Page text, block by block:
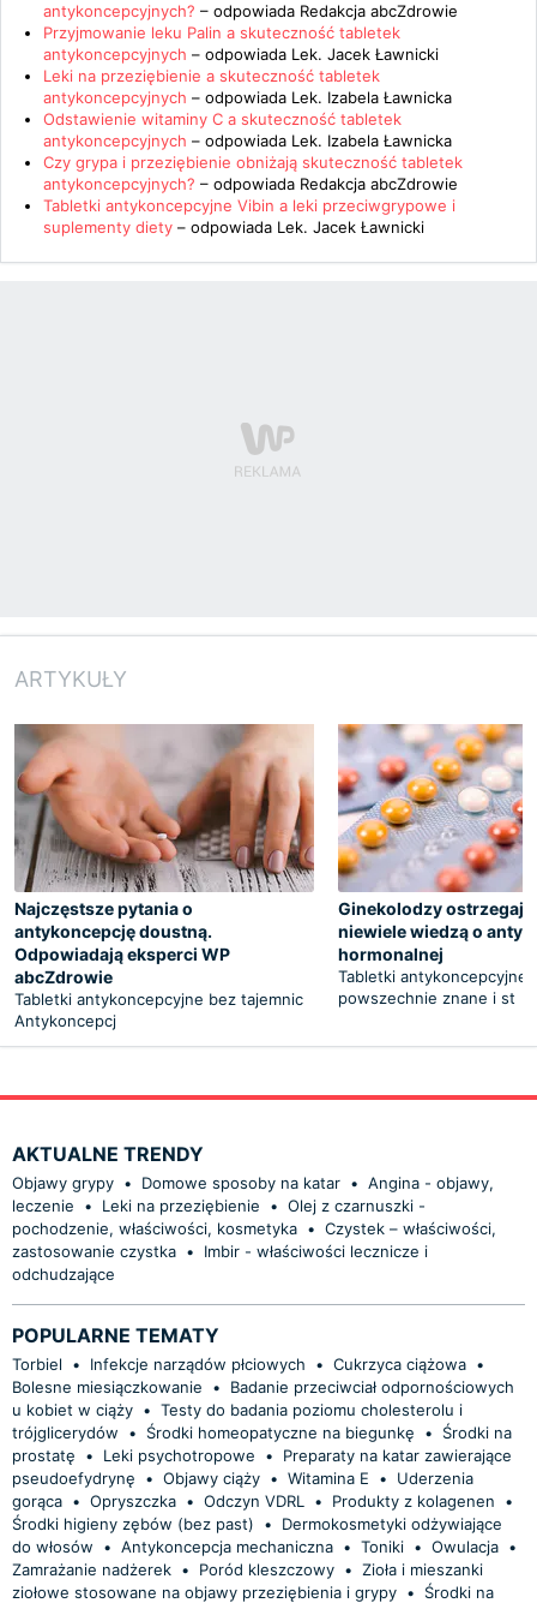
antykoncepcyjnych? – odpowiada Redakcja abcZdrowie
Przyjmowanie leku Palin a skuteczność tabletek
antykoncepcyjnych – odpowiada Lek. Jacek Ławnicki
Leki na przeziębienie a skuteczność tabletek
antykoncepcyjnych – odpowiada Lek. Izabela Ławnicka
Odstawienie witaminy C a skuteczność tabletek
antykoncepcyjnych – odpowiada Lek. Izabela Ławnicka
Czy grypa i przeziębienie obniżają skuteczność tabletek
antykoncepcyjnych? – odpowiada Redakcja abcZdrowie
Tabletki antykoncepcyjne Vibin a leki przeciwgrypowe i
suplementy diety – odpowiada Lek. Jacek Ławnicki
ARTYKUŁY
Najczęstsze pytania o
antykoncepcję doustną.
Odpowiadają eksperci WP
abcZdrowie
Tabletki antykoncepcyjne bez tajemnic
Antykoncepcj
Ginekolodzy
niewiele wiedzą o
hormonalnej
Tabletki antykoncepcyjne
powszechnie znane i st
AKTUALNE TRENDY
Objawy grypy • Domowe sposoby na katar • Angina - objawy,
leczenie
• Leki na przeziębienie • Olej z czarnuszki -
pochodzenie, właściwości, kosmetyka • Czystek – właściwości,
zastosowanie czystka •
Imbir - właściwości lecznicze i
odchudzające
POPULARNE TEMATY
Torbiel • Infekcje narządów płciowych • Cukrzyca ciążowa •
Bolesne miesiączkowanie
•
Badanie przeciwciał odpornościowych
u kobiet w ciąży • Testy do badania poziomu cholesterolu i
trójglicerydów
• Środki homeopatyczne na biegunkę •
Środki na
prostatę
• Leki psychotropowe •
Preparaty na katar zawierające
pseudoefydrynę
• Objawy ciąży • Witamina E •
Uderzenia
gorąca • Opryszczka • Odczyn VDRL • Produkty z kolagenen
•
Środki higieny zębów (bez past)
•
Dermokosmetyki odżywiające
do włosów
• Antykoncepcja mechaniczna • Toniki • Owulacja •
Zamrażanie nadżerek • Poród kleszczowy • Zioła i mieszanki
ziołowe stosowane na objawy przeziębienia i grypy •
Środki na